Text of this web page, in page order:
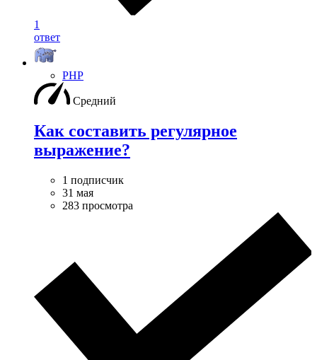
1
ответ
PHP
Средний
Как составить регулярное
выражение?
1 подписчик
31 мая
283 просмотра